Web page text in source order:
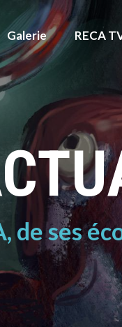
Galerie RECA
de ses